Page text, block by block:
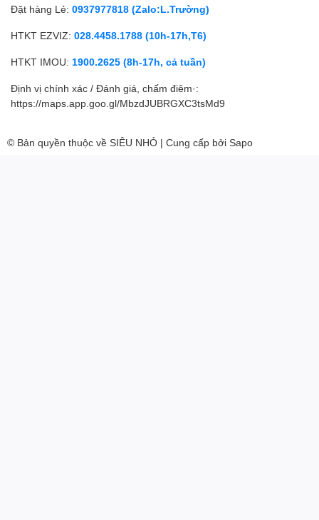
Đặt hàng Lẻ: 0937977818 (Zalo:L.Trường)
HTKT EZVIZ: 028.4458.1788 (10h-17h,T6)
HTKT IMOU: 1900.2625 (8h-17h, cả tuần)
Định vị chính xác / Đánh giá, chấm điêm·:
https://maps.app.goo.gl/MbzdJUBRGXC3tsMd9
© Bản quyền thuộc về SIÊU NHỎ | Cung cấp bởi Sapo